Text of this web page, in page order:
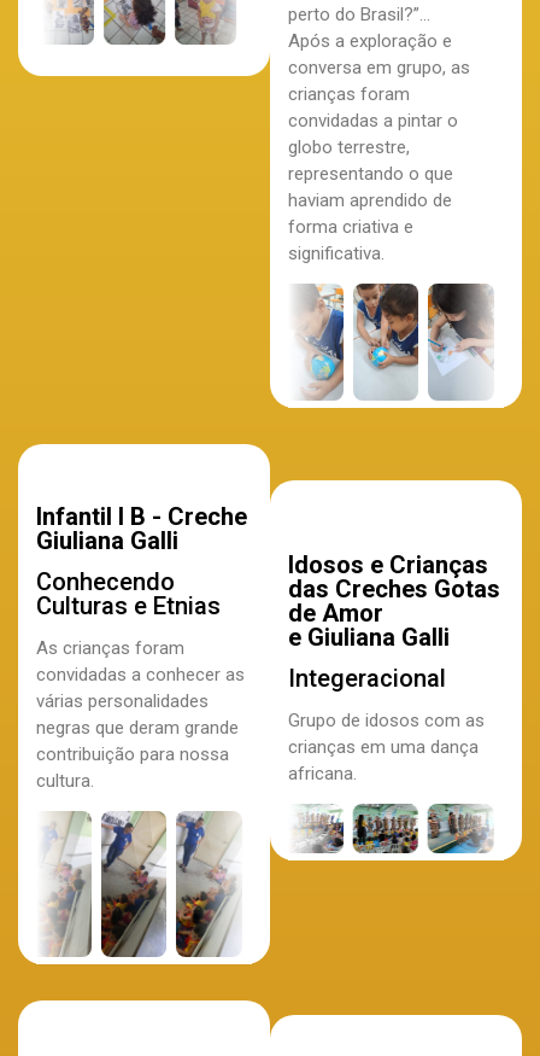
perto do Brasil?”…
Após a exploração e
conversa em grupo, as
crianças foram
convidadas a pintar o
globo terrestre,
representando o que
haviam aprendido de
forma criativa e
significativa.
Infantil I B - Creche
Giuliana Galli
Conhecendo
Culturas e Etnias
As crianças foram
convidadas a conhecer as
várias personalidades
negras que deram grande
contribuição para nossa
cultura.
Idosos e Crianças
das Creches Gotas
de Amor
e Giuliana Galli
Integeracional
Grupo de idosos com as
crianças em uma dança
africana.